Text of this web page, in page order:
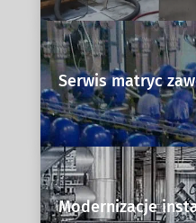
Serwis matryc
Modernizacje